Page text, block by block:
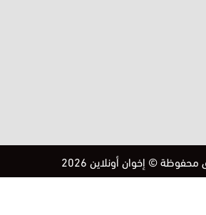
© إخوان أونلاين 2026